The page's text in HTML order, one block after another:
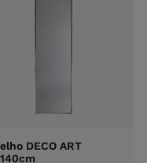
DECO ART